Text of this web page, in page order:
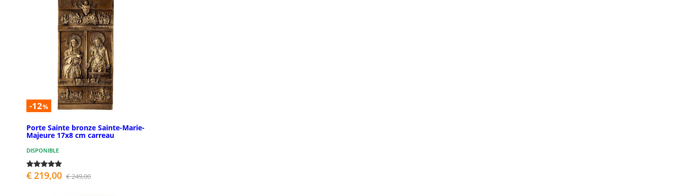
-12%
Porte Sainte bronze Sainte-Marie-
Majeure 17x8 cm carreau
DISPONIBLE
€ 219,00 € 249,00